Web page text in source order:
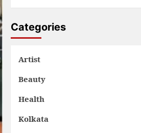
Categories
Artist
Beauty
Health
Kolkata